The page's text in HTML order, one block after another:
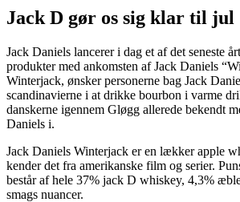
Jack D gør os sig klar til jul
Jack Daniels lancerer i dag et af det seneste
produkter med ankomsten af Jack Daniels
Winterjack, ønsker personerne bag Jack
scandinavierne i at drikke bourbon i varme
danskerne igennem Gløgg allerede bekendt
Daniels i.
Jack Daniels Winterjack er en lækker apple
kender det fra amerikanske film og serier.
består af hele 37% jack D whiskey, 4,3%
smags nuancer.